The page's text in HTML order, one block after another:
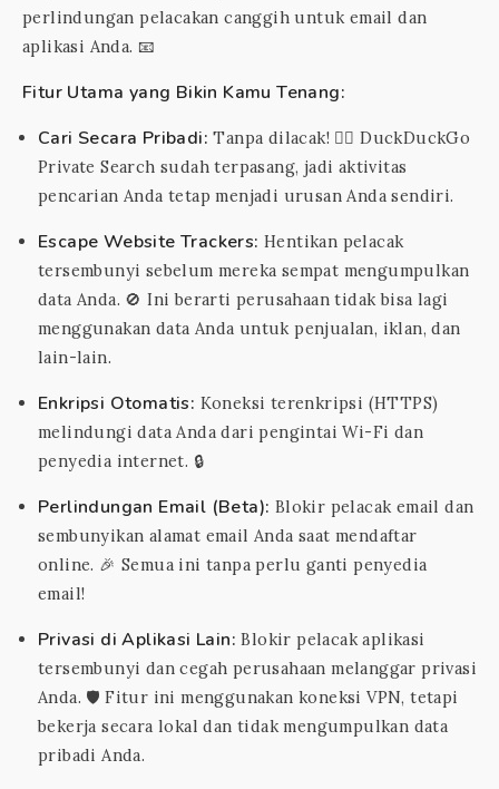
perlindungan pelacakan canggih untuk email dan
aplikasi Anda. 📧
Fitur Utama yang Bikin Kamu Tenang:
Cari Secara Pribadi: Tanpa dilacak! 🕵️‍♀️ DuckDuckGo
Private Search sudah terpasang, jadi aktivitas
pencarian Anda tetap menjadi urusan Anda sendiri.
Escape Website Trackers: Hentikan pelacak
tersembunyi sebelum mereka sempat mengumpulkan
data Anda. 🚫 Ini berarti perusahaan tidak bisa lagi
menggunakan data Anda untuk penjualan, iklan, dan
lain-lain.
Enkripsi Otomatis: Koneksi terenkripsi (HTTPS)
melindungi data Anda dari pengintai Wi-Fi dan
penyedia internet. 🔒
Perlindungan Email (Beta): Blokir pelacak email dan
sembunyikan alamat email Anda saat mendaftar
online. 🎉 Semua ini tanpa perlu ganti penyedia
email!
Privasi di Aplikasi Lain: Blokir pelacak aplikasi
tersembunyi dan cegah perusahaan melanggar privasi
Anda. 🛡️ Fitur ini menggunakan koneksi VPN, tetapi
bekerja secara lokal dan tidak mengumpulkan data
pribadi Anda.